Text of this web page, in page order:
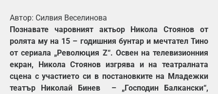
Автор: Силвия Веселинова
Познавате чаровният актьор Никола Стоянов от
ролята му на 15 – годишния бунтар и мечтател Тино
от сериала „Революция Z“. Освен на телевизионния
екран, Никола Стоянов изгрява и на театралната
сцена с участието си в постановките на Младежки
театър Николай Бинев – „Господин Балкански“,